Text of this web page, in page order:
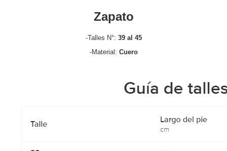
Zapato
-Talles N°: 39 al 45
-Material: Cuero